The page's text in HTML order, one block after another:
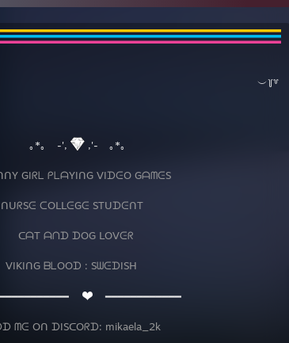
⠀︶꒦꒷
｡*｡ ⠀-', ,'-⠀ ｡*｡
GIᖇᒪ ᑭᒪᗩYIᑎG ᐯIᗪᕮO GᗩᗰᕮS
ᑕOᒪᒪᕮGᕮ STᑌᗪᕮᑎT
ᗩᑎᗪ ᗪOG ᒪOᐯᕮᖇ
ᗷᒪOOᗪ : SᗯᕮᗪISᕼ
⠀━━━━━━━━━━━━
Oᑎ ᗪISᑕOᖇᗪ: mikaela_2k